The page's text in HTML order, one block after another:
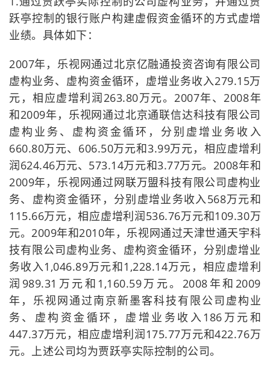
跃亭控制的银行账户构建虚假资金循环的方式虚增
业绩。具体如下：
2007年，乐视网通过北京亿融通投资咨询有限公司
虚构业务、虚构资金循环，虚增业务收入279.15万
元，相应虚增利润263.80万元。2007年、2008年
和2009年，乐视网通过北京通联信达科技有限公司
虚构业务、虚构资金循环，分别虚增业务收入
660.80万元、606.50万元和3.99万元，相应虚增利
润624.46万元、573.14万元和3.77万元。2008年和
2009年，乐视网通过网联万盟科技有限公司虚构业
务、虚构资金循环，分别虚增业务收入568万元和
115.66万元，相应虚增利润536.76万元和109.30万
元。2009年和2010年，乐视网通过天津世通天宇科
技有限公司虚构业务、虚构资金循环，分别虚增业
务收入1,046.89万元和1,228.14万元，相应虚增利
润989.31万元和1,160.59万元。2008年和2009
年，乐视网通过南京新墨客科技有限公司虚构业
务、虚构资金循环，虚增业务收入186万元和
447.37万元，相应虚增利润175.77万元和422.76万
元。上述公司均为贾跃亭实际控制的公司。